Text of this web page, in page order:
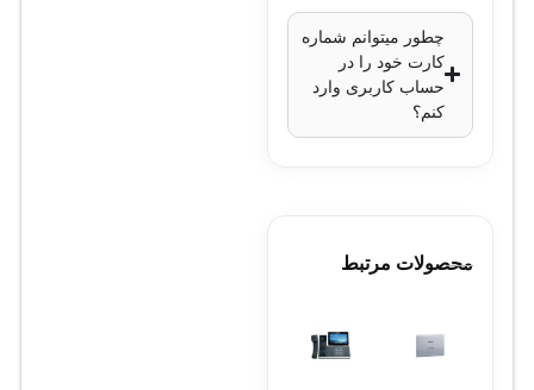
چطور میتوانم شماره
کارت خود را در
حساب کاربری وارد
کنم؟
محصولات مرتبط